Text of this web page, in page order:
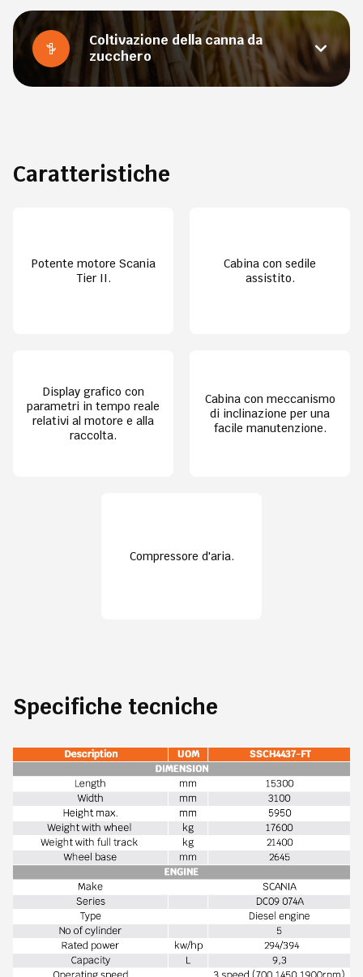
Coltivazione della canna da
zucchero
Caratteristiche
Potente motore Scania
Tier II.
Cabina con sedile
assistito.
Display grafico con
parametri in tempo reale
relativi al motore e alla
raccolta.
Cabina con meccanismo
di inclinazione per una
facile manutenzione.
Compressore d'aria.
Specifiche tecniche